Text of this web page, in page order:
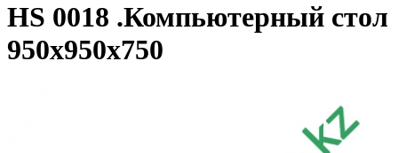
HS 0018 .Компьютерный стол
950х950х750